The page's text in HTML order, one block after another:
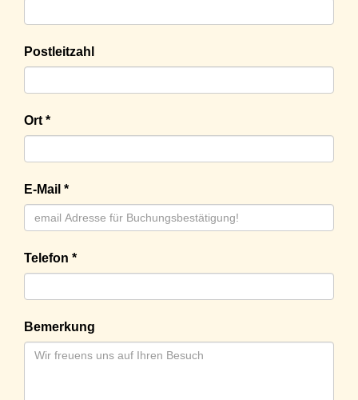
Postleitzahl
Ort *
E-Mail *
Telefon *
Bemerkung